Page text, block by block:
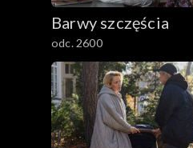
Barwy szczęścia
odc. 2600